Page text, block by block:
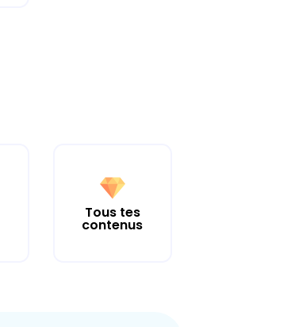
Tous tes
contenus